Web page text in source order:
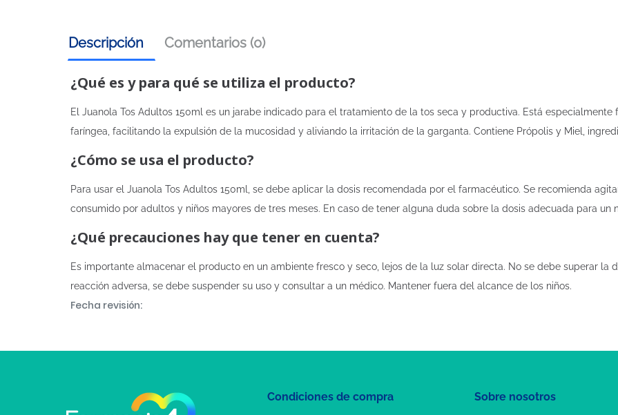
Descripción Comentarios (0)
¿Qué es y para qué se utiliza el producto?
El Juanola Tos Adultos 150ml es un jarabe indicado para el tratamiento de la tos seca y productiva. Está
faríngea, facilitando la expulsión de la mucosidad y aliviando la irritación de la garganta. Contiene Própolis y Miel,
¿Cómo se usa el producto?
Para usar el Juanola Tos Adultos 150ml, se debe aplicar la dosis recomendada por el farmacéutico. Se recomienda
consumido por adultos y niños mayores de tres meses. En caso de tener alguna duda sobre la dosis adecuada para un
¿Qué precauciones hay que tener en cuenta?
Es importante almacenar el producto en un ambiente fresco y seco, lejos de la luz solar directa. No se debe superar la
reacción adversa, se debe suspender su uso y consultar a un médico. Mantener fuera del alcance de los niños.
Fecha revisión:
Condiciones de compra Sobre nosotros